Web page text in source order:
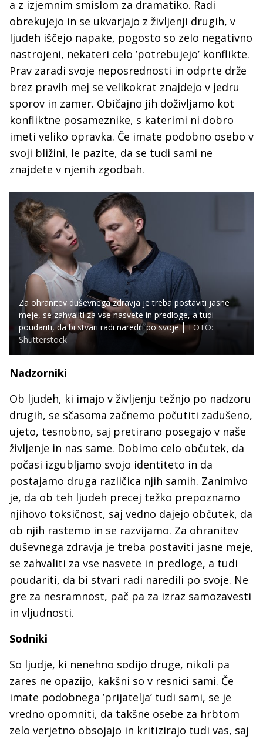
a z izjemnim smislom za dramatiko. Radi
obrekujejo in se ukvarjajo z življenji drugih, v
ljudeh iščejo napake, pogosto so zelo negativno
nastrojeni, nekateri celo ’potrebujejo’ konflikte.
Prav zaradi svoje neposrednosti in odprte drže
brez pravih mej se velikokrat znajdejo v jedru
sporov in zamer. Običajno jih doživljamo kot
konfliktne posameznike, s katerimi ni dobro
imeti veliko opravka. Če imate podobno osebo v
svoji bližini, le pazite, da se tudi sami ne
znajdete v njenih zgodbah.
Za ohranitev duševnega zdravja je treba postaviti jasne
meje, se zahvaliti za vse nasvete in predloge, a tudi
poudariti, da bi stvari radi naredili po svoje.
FOTO:
Shutterstock
Nadzorniki
Ob ljudeh, ki imajo v življenju težnjo po nadzoru
drugih, se sčasoma začnemo počutiti zadušeno,
ujeto, tesnobno, saj pretirano posegajo v naše
življenje in nas same. Dobimo celo občutek, da
počasi izgubljamo svojo identiteto in da
postajamo druga različica njih samih. Zanimivo
je, da ob teh ljudeh precej težko prepoznamo
njihovo toksičnost, saj vedno dajejo občutek, da
ob njih rastemo in se razvijamo. Za ohranitev
duševnega zdravja je treba postaviti jasne meje,
se zahvaliti za vse nasvete in predloge, a tudi
poudariti, da bi stvari radi naredili po svoje. Ne
gre za nesramnost, pač pa za izraz samozavesti
in vljudnosti.
Sodniki
So ljudje, ki nenehno sodijo druge, nikoli pa
zares ne opazijo, kakšni so v resnici sami. Če
imate podobnega ’prijatelja’ tudi sami, se je
vredno opomniti, da takšne osebe za hrbtom
zelo verjetno obsojajo in kritizirajo tudi vas, saj